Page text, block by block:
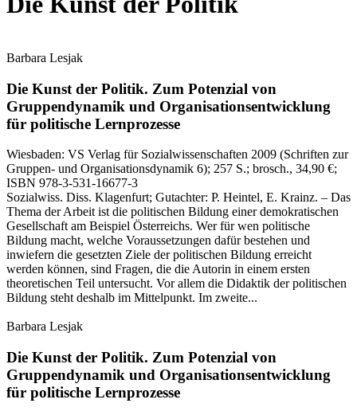
Barbara Lesjak
Die Kunst der Politik. Zum Potenzial von
Gruppendynamik und Organisationsentwicklung
für politische Lernprozesse
Wiesbaden: VS Verlag für Sozialwissenschaften 2009 (Schriften zur
Gruppen- und Organisationsdynamik 6); 257 S.; brosch., 34,90 €;
ISBN 978-3-531-16677-3
Sozialwiss. Diss. Klagenfurt; Gutachter: P. Heintel, E. Krainz. – Das
Thema der Arbeit ist die politischen Bildung einer demokratischen
Gesellschaft am Beispiel Österreichs. Wer für wen politische
Bildung macht, welche Voraussetzungen dafür bestehen und
inwiefern die gesetzten Ziele der politischen Bildung erreicht
werden können, sind Fragen, die die Autorin in einem ersten
theoretischen Teil untersucht. Vor allem die Didaktik der politischen
Bildung steht deshalb im Mittelpunkt. Im zweite...
Barbara Lesjak
Die Kunst der Politik. Zum Potenzial von
Gruppendynamik und Organisationsentwicklung
für politische Lernprozesse